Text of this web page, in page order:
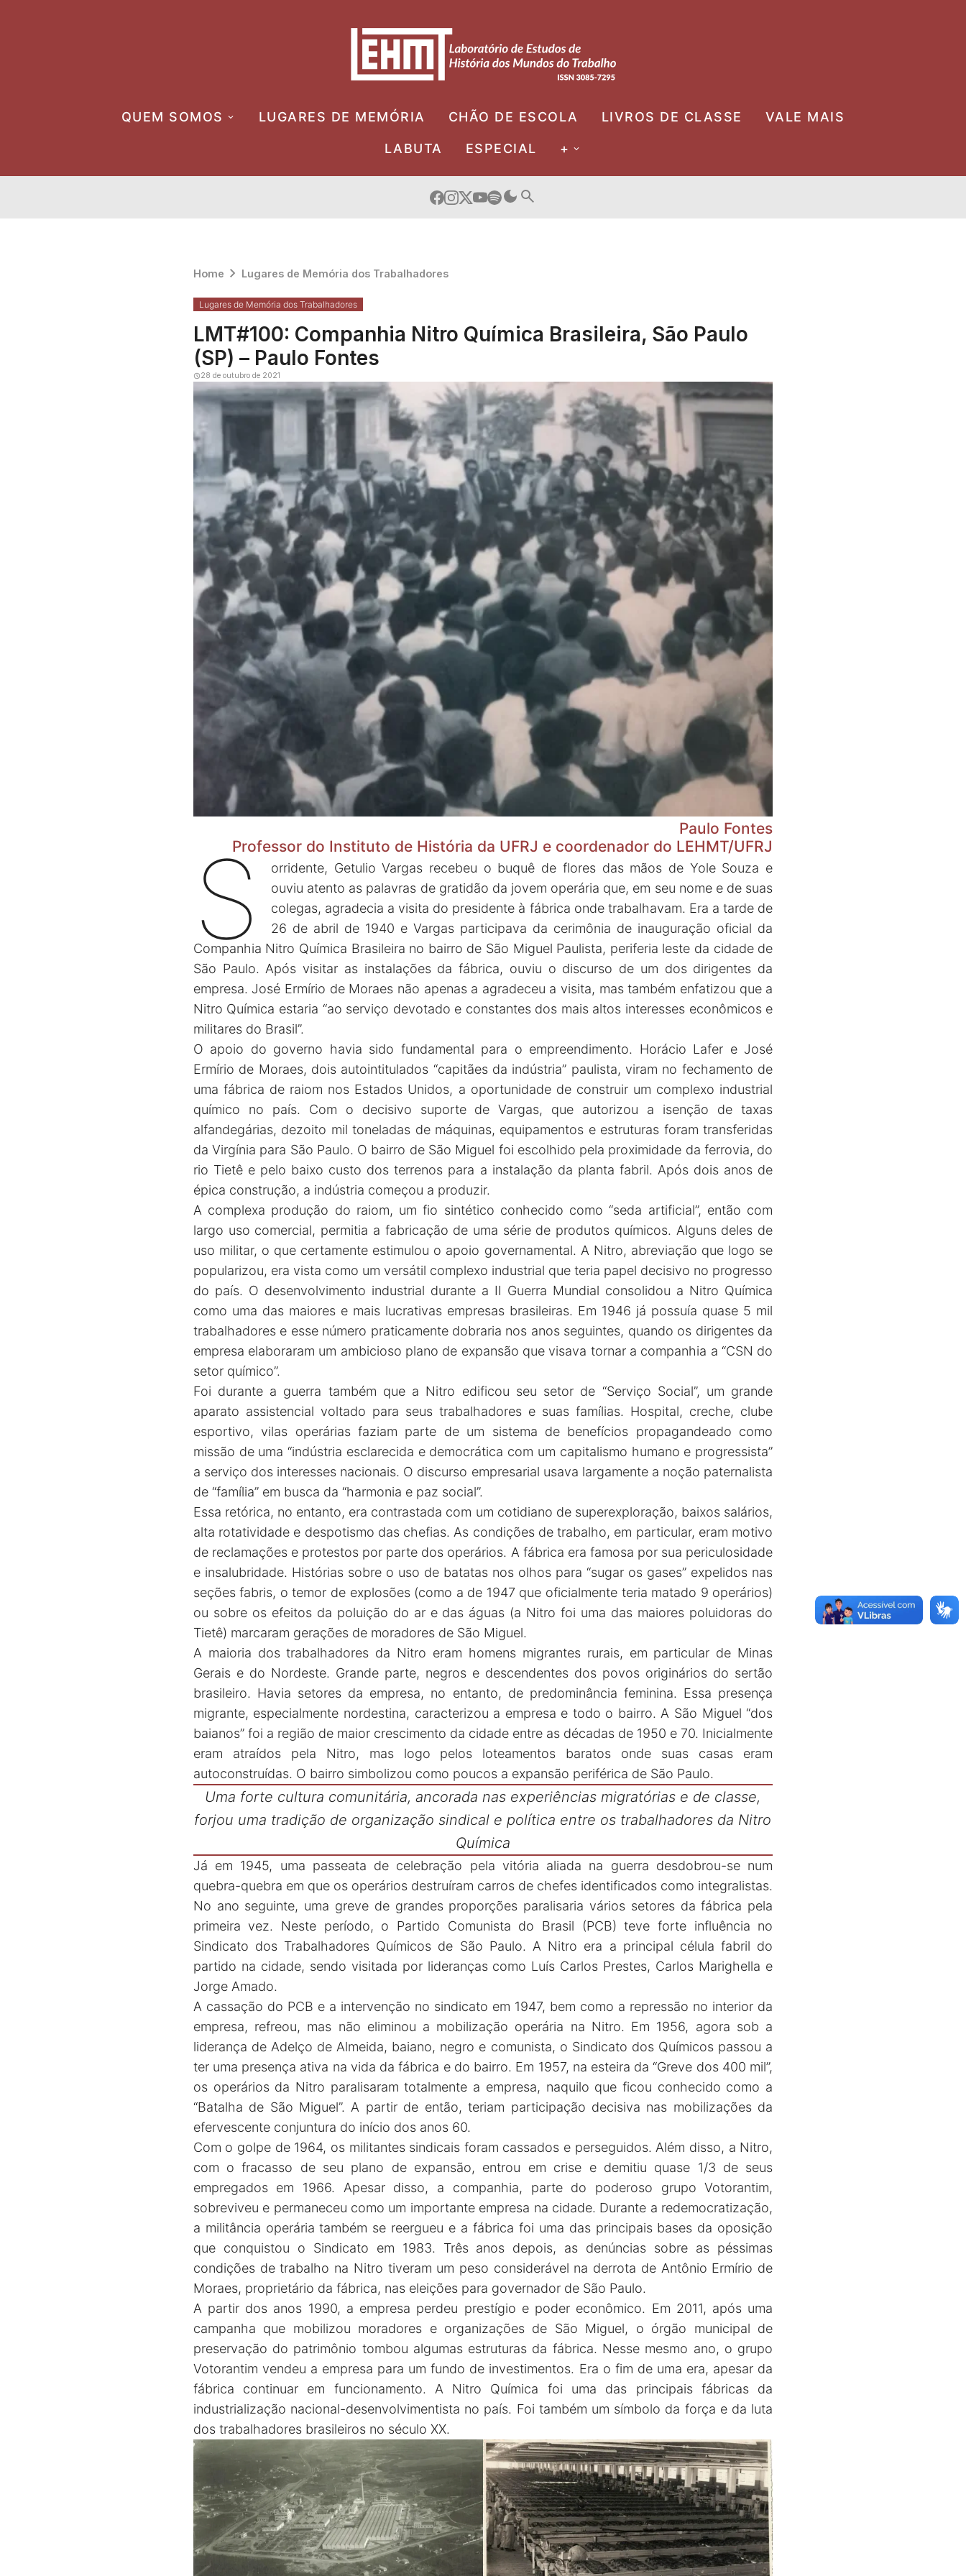
QUEM SOMOS LUGARES DE MEMÓRIA CHÃO DE ESCOLA LIVROS DE CLASSE VALE MAIS
LABUTA ESPECIAL +
Home Lugares de Memória dos Trabalhadores
Lugares de Memória dos Trabalhadores
LMT#100: Companhia Nitro Química Brasileira, São Paulo
(SP) – Paulo Fontes
28 de outubro de 2021
Paulo Fontes
Professor do Instituto de História da UFRJ e coordenador do LEHMT/UFRJ
S
orridente, Getulio Vargas recebeu o buquê de flores das mãos de Yole Souza e
ouviu atento as palavras de gratidão da jovem operária que, em seu nome e de suas
colegas, agradecia a visita do presidente à fábrica onde trabalhavam. Era a tarde de
26 de abril de 1940 e Vargas participava da cerimônia de inauguração oficial da
Companhia Nitro Química Brasileira no bairro de São Miguel Paulista, periferia leste da cidade de
São Paulo. Após visitar as instalações da fábrica, ouviu o discurso de um dos dirigentes da
empresa. José Ermírio de Moraes não apenas a agradeceu a visita, mas também enfatizou que a
Nitro Química estaria “ao serviço devotado e constantes dos mais altos interesses econômicos e
militares do Brasil”.
O apoio do governo havia sido fundamental para o empreendimento. Horácio Lafer e José
Ermírio de Moraes, dois autointitulados “capitães da indústria” paulista, viram no fechamento de
uma fábrica de raiom nos Estados Unidos, a oportunidade de construir um complexo industrial
químico no país. Com o decisivo suporte de Vargas, que autorizou a isenção de taxas
alfandegárias, dezoito mil toneladas de máquinas, equipamentos e estruturas foram transferidas
da Virgínia para São Paulo. O bairro de São Miguel foi escolhido pela proximidade da ferrovia, do
rio Tietê e pelo baixo custo dos terrenos para a instalação da planta fabril. Após dois anos de
épica construção, a indústria começou a produzir.
A complexa produção do raiom, um fio sintético conhecido como “seda artificial”, então com
largo uso comercial, permitia a fabricação de uma série de produtos químicos. Alguns deles de
uso militar, o que certamente estimulou o apoio governamental. A Nitro, abreviação que logo se
popularizou, era vista como um versátil complexo industrial que teria papel decisivo no progresso
do país. O desenvolvimento industrial durante a II Guerra Mundial consolidou a Nitro Química
como uma das maiores e mais lucrativas empresas brasileiras. Em 1946 já possuía quase 5 mil
trabalhadores e esse número praticamente dobraria nos anos seguintes, quando os dirigentes da
empresa elaboraram um ambicioso plano de expansão que visava tornar a companhia a “CSN do
setor químico”.
Foi durante a guerra também que a Nitro edificou seu setor de “Serviço Social”, um grande
aparato assistencial voltado para seus trabalhadores e suas famílias. Hospital, creche, clube
esportivo, vilas operárias faziam parte de um sistema de benefícios propagandeado como
missão de uma “indústria esclarecida e democrática com um capitalismo humano e progressista”
a serviço dos interesses nacionais. O discurso empresarial usava largamente a noção paternalista
de “família” em busca da “harmonia e paz social”.
Essa retórica, no entanto, era contrastada com um cotidiano de superexploração, baixos salários,
alta rotatividade e despotismo das chefias. As condições de trabalho, em particular, eram motivo
de reclamações e protestos por parte dos operários. A fábrica era famosa por sua periculosidade
e insalubridade. Histórias sobre o uso de batatas nos olhos para “sugar os gases” expelidos nas
seções fabris, o temor de explosões (como a de 1947 que oficialmente teria matado 9 operários)
ou sobre os efeitos da poluição do ar e das águas (a Nitro foi uma das maiores poluidoras do
Tietê) marcaram gerações de moradores de São Miguel.
A maioria dos trabalhadores da Nitro eram homens migrantes rurais, em particular de Minas
Gerais e do Nordeste. Grande parte, negros e descendentes dos povos originários do sertão
brasileiro. Havia setores da empresa, no entanto, de predominância feminina. Essa presença
migrante, especialmente nordestina, caracterizou a empresa e todo o bairro. A São Miguel “dos
baianos” foi a região de maior crescimento da cidade entre as décadas de 1950 e 70. Inicialmente
eram atraídos pela Nitro, mas logo pelos loteamentos baratos onde suas casas eram
autoconstruídas. O bairro simbolizou como poucos a expansão periférica de São Paulo.
Uma forte cultura comunitária, ancorada nas experiências migratórias e de classe,
forjou uma tradição de organização sindical e política entre os trabalhadores da Nitro
Química
Já em 1945, uma passeata de celebração pela vitória aliada na guerra desdobrou-se num
quebra-quebra em que os operários destruíram carros de chefes identificados como integralistas.
No ano seguinte, uma greve de grandes proporções paralisaria vários setores da fábrica pela
primeira vez. Neste período, o Partido Comunista do Brasil (PCB) teve forte influência no
Sindicato dos Trabalhadores Químicos de São Paulo. A Nitro era a principal célula fabril do
partido na cidade, sendo visitada por lideranças como Luís Carlos Prestes, Carlos Marighella e
Jorge Amado.
A cassação do PCB e a intervenção no sindicato em 1947, bem como a repressão no interior da
empresa, refreou, mas não eliminou a mobilização operária na Nitro. Em 1956, agora sob a
liderança de Adelço de Almeida, baiano, negro e comunista, o Sindicato dos Químicos passou a
ter uma presença ativa na vida da fábrica e do bairro. Em 1957, na esteira da “Greve dos 400 mil”,
os operários da Nitro paralisaram totalmente a empresa, naquilo que ficou conhecido como a
“Batalha de São Miguel”. A partir de então, teriam participação decisiva nas mobilizações da
efervescente conjuntura do início dos anos 60.
Com o golpe de 1964, os militantes sindicais foram cassados e perseguidos. Além disso, a Nitro,
com o fracasso de seu plano de expansão, entrou em crise e demitiu quase 1/3 de seus
empregados em 1966. Apesar disso, a companhia, parte do poderoso grupo Votorantim,
sobreviveu e permaneceu como um importante empresa na cidade. Durante a redemocratização,
a militância operária também se reergueu e a fábrica foi uma das principais bases da oposição
que conquistou o Sindicato em 1983. Três anos depois, as denúncias sobre as péssimas
condições de trabalho na Nitro tiveram um peso considerável na derrota de Antônio Ermírio de
Moraes, proprietário da fábrica, nas eleições para governador de São Paulo.
A partir dos anos 1990, a empresa perdeu prestígio e poder econômico. Em 2011, após uma
campanha que mobilizou moradores e organizações de São Miguel, o órgão municipal de
preservação do patrimônio tombou algumas estruturas da fábrica. Nesse mesmo ano, o grupo
Votorantim vendeu a empresa para um fundo de investimentos. Era o fim de uma era, apesar da
fábrica continuar em funcionamento. A Nitro Química foi uma das principais fábricas da
industrialização nacional-desenvolvimentista no país. Foi também um símbolo da força e da luta
dos trabalhadores brasileiros no século XX.